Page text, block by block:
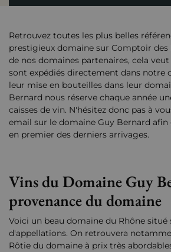
Retrouvez toutes les plus belles
prestigieux domaine sur Comptoir des
de nos domaines partenaires, cela
sont expédiés directement dans notre
leur mise en bouteilles dans leur
Bernard nous réserve chaque année
caisses de vin. N'hésitez donc pas à
email sur le domaine Guy Bernard
en premier des derniers arrivages.
Vins du Domaine Guy
provenance du domaine
Voici un beau domaine du Rhône situé
d'appellations. On retrouvera
Rôtie du domaine à prix très